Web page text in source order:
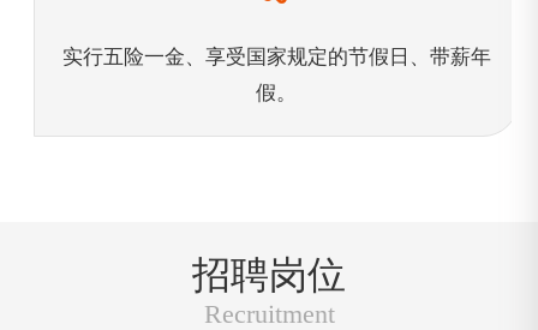
实行五险一金、享受国家规定的节假日、带薪年
假。
招聘岗位
Recruitment